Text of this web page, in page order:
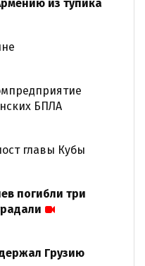
из тупика
БПЛА
главы Кубы
погибли три
Грузию